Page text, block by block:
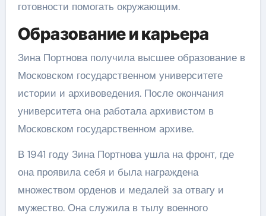
готовности помогать окружающим.
Образование и карьера
Зина Портнова получила высшее образование в
Московском государственном университете
истории и архивоведения. После окончания
университета она работала архивистом в
Московском государственном архиве.
В 1941 году Зина Портнова ушла на фронт, где
она проявила себя и была награждена
множеством орденов и медалей за отвагу и
мужество. Она служила в тылу военного